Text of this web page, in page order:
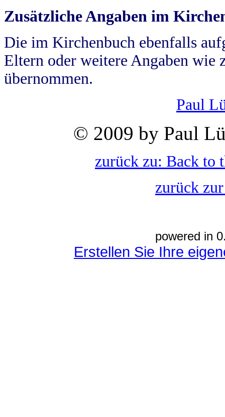
Zusätzliche Angaben im
Die im Kirchenbuch ebenfalls
Eltern oder weitere Angaben wie
übernommen.
Paul
© 2009 by Paul
zurück zu: Back to
zurück
powered in
Erstellen Sie Ihre